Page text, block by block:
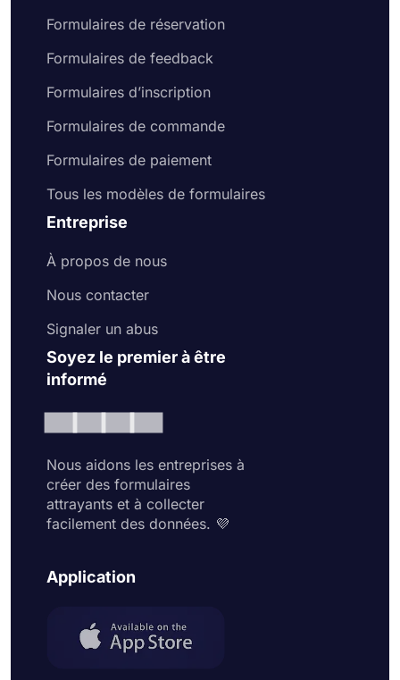
Formulaires de réservation
Formulaires de feedback
Formulaires d’inscription
Formulaires de commande
Formulaires de paiement
Tous les modèles de formulaires
Entreprise
À propos de nous
Nous contacter
Signaler un abus
Soyez le premier à être
informé
Nous aidons les entreprises à
créer des formulaires
attrayants et à collecter
facilement des données. 💜
Application